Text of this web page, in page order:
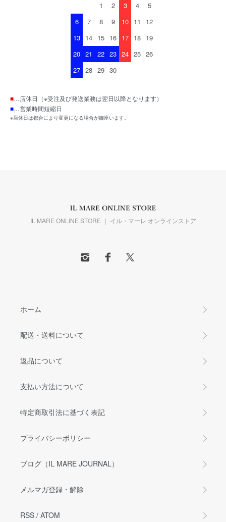
1
2 3 4
5
6
7 8 9 10 11
12
13 14 15 16 17 18 19
20 21 22 23 24 25 26
27 28 29 30
■…店休日（※受注及び発送業務は翌日以降となります）
■…営業時間短縮日
※店休日は都合により変更になる場合が御座います。
IL MARE ONLINE STORE ｜ イル・マーレ オンラインストア
ホーム
配送・送料について
返品について
支払い方法について
特定商取引法に基づく表記
プライバシーポリシー
ブログ（IL MARE JOURNAL）
メルマガ登録・解除
RSS / ATOM